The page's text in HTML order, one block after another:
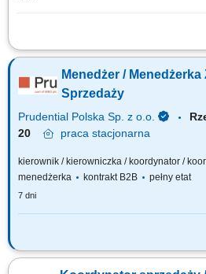
Cel stanowiska Kierownik Sprzedaży
biznesowych poprzez pozyskiwanie
obecnymi Partnerami oraz skuteczne
Menedżer / Menedżerka
Sprzedaży
Prudential Polska Sp. z o.o.
20
praca stacjonarna
kierownik / kierowniczka / koordynator /
menedżerka
kontrakt B2B pełny etat
7 dni
Twój zakres obowiązków: budowanie